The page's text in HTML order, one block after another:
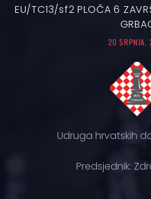
EU/TC13/sf2 PLOČA 6
20 SRPNJA,
Udruga hrvatskih
Predsjednik: